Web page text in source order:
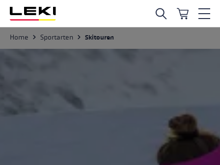
Zum Hauptinhalt springen
Home Sportarten Skitouren